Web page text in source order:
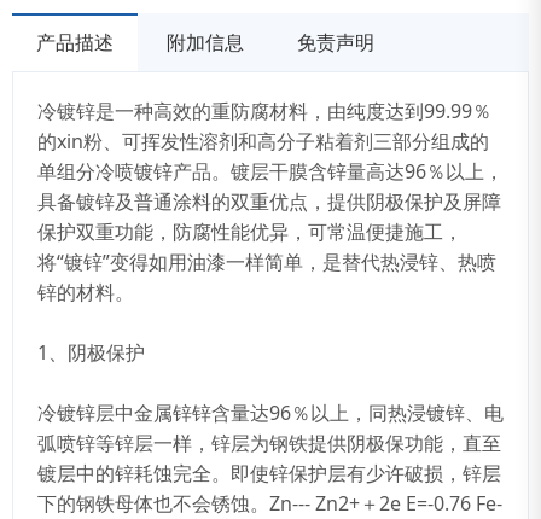
产品描述 附加信息 免责声明
冷镀锌是一种高效的重防腐材料，由纯度达到99.99％
的xin粉、可挥发性溶剂和高分子粘着剂三部分组成的
单组分冷喷镀锌产品。镀层干膜含锌量高达96％以上，
具备镀锌及普通涂料的双重优点，提供阴极保护及屏障
保护双重功能，防腐性能优异，可常温便捷施工，
将“镀锌”变得如用油漆一样简单，是替代热浸锌、热喷
锌的材料。
1、阴极保护
冷镀锌层中金属锌锌含量达96％以上，同热浸镀锌、电
弧喷锌等锌层一样，锌层为钢铁提供阴极保功能，直至
镀层中的锌耗蚀完全。即使锌保护层有少许破损，锌层
下的钢铁母体也不会锈蚀。Zn--- Zn2+＋2e E=-0.76 Fe-